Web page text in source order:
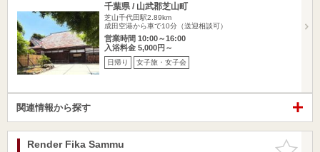
千葉県 / 山武郡芝山町
芝山千代田駅2.89km
成田空港から車で10分（送迎相談可）
営業時間 10:00～16:00
入浴料金 5,000円～
日帰り 女子旅・女子会
関連情報から探す
お気に入
Render Fika Sammu